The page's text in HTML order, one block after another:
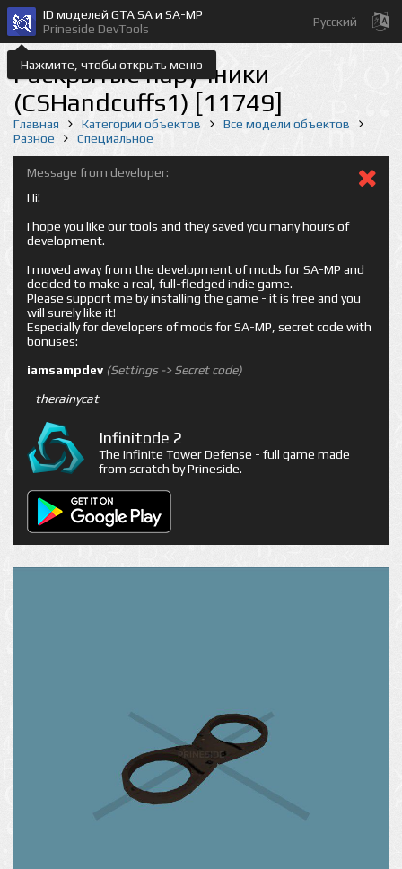
Нажмите, чтобы открыть меню
ID моделей GTA SA и SA-MP
Prineside DevTools
Русский
Раскрытые наручники
(CSHandcuffs1) [11749]
Главная Категории объектов
Все модели объектов
Разное
Специальное
Message from developer:
Hi!
I hope you like our tools and they saved you many hours of
development.
I moved away from the development of mods for SA-MP and
decided to make a real, full-fledged indie game.
Please support me by installing the game - it is free and you
will surely like it!
Especially for developers of mods for SA-MP, secret code with
bonuses:
iamsampdev (Settings -> Secret code)
- therainycat
Infinitode 2
The Infinite Tower Defense - full game made
from scratch by Prineside.